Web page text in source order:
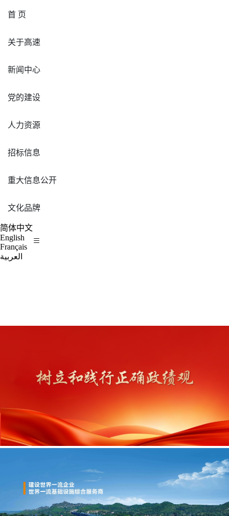
首 页
关于高速
新闻中心
党的建设
人力资源
招标信息
重大信息公开
文化品牌
简体中文
English
Français
العربية